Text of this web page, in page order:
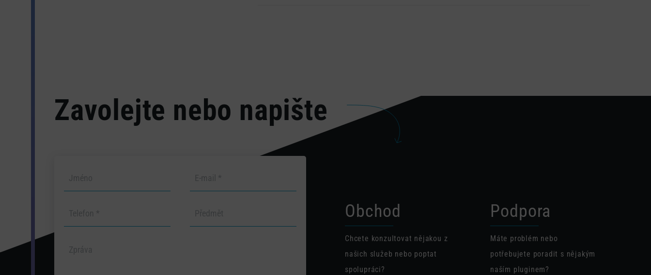
Zavolejte nebo napište
Obchod
Chcete konzultovat nějakou z
našich služeb nebo poptat
spolupráci?
Podpora
Máte problém nebo
potřebujete poradit s nějakým
naším pluginem?